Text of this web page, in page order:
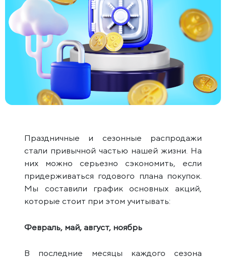
Праздничные и сезонные распродажи
стали привычной частью нашей жизни. На
них можно серьезно сэкономить, если
придерживаться годового плана покупок.
Мы составили график основных акций,
которые стоит при этом учитывать:
Февраль, май, август, ноябрь
В последние месяцы каждого сезона